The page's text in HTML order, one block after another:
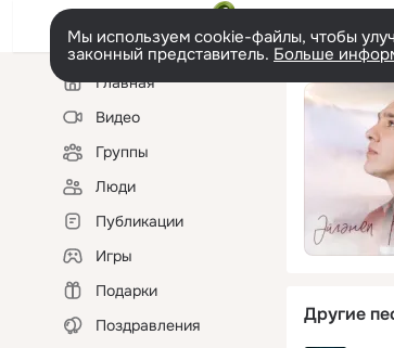
Мы используем cookie-файлы, чтобы
законный представитель. Больше
Левая
колонкаГлавная
Видео
Группы
Люди
Публикации
Игры
Подарки
Поздравления
Другие